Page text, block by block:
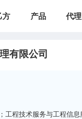
方 产品 代理
有限公司
工程技术服务与工程信